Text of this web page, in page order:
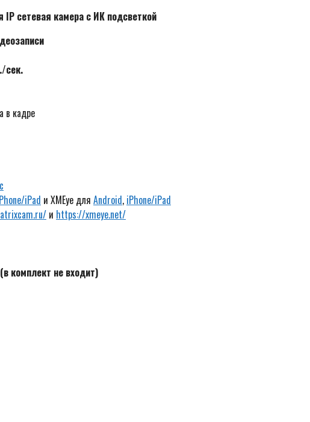
IP сетевая камера с ИК подсветкой
сек.
в кадре
iPad и XMEye для Android, iPhone/iPad
и https://xmeye.net/
комплект не входит)